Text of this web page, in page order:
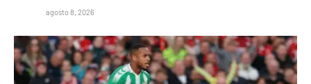
agosto 8, 2026